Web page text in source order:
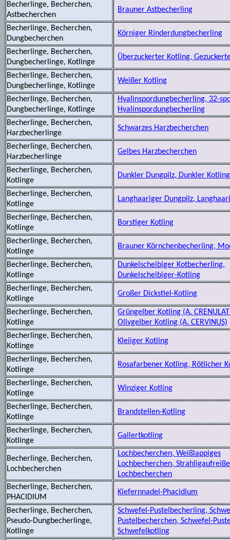
Becherlinge, Becherchen,
Astbecherchen
Brauner Astbecherling
Becherlinge, Becherchen,
Dungbecherchen
Körniger Rinderdungbecherling
Becherlinge, Becherchen,
Dungbecherlinge, Kotlinge
Überzuckerter Kotling,
Becherlinge, Becherchen,
Dungbecherlinge, Kotlinge
Weißer Kotling
Becherlinge, Becherchen,
Dungbecherlinge, Kotlinge
Hyalinspordungbecherling, 32-
Hyalinspordungbecherling
Becherlinge, Becherchen,
Harzbecherlinge
Schwarzes Harzbecherchen
Becherlinge, Becherchen,
Harzbecherlinge
Gelbes Harzbecherchen
Becherlinge, Becherchen,
Kotlinge
Dunkler Dungpilz, Dunkler Kotling
Becherlinge, Becherchen,
Kotlinge
Langhaariger Dungpilz,
Becherlinge, Becherchen,
Kotlinge
Borstiger Kotling
Becherlinge, Becherchen,
Kotlinge
Brauner Körnchenbecherling,
Becherlinge, Becherchen,
Kotlinge
Dunkelscheibiger Kotbecherling,
Dunkelscheibiger-Kotling
Becherlinge, Becherchen,
Kotlinge
Großer Dickstiel-Kotling
Becherlinge, Becherchen,
Kotlinge
Grüngelber Kotling (A.
Olivgelber Kotling (A. CERVINUS)
Becherlinge, Becherchen,
Kotlinge
Kleiiger Kotling
Becherlinge, Becherchen,
Kotlinge
Rosafarbener Kotling, Rötlicher
Becherlinge, Becherchen,
Kotlinge
Winziger Kotling
Becherlinge, Becherchen,
Kotlinge
Brandstellen-Kotling
Becherlinge, Becherchen,
Kotlinge
Gallertkotling
Becherlinge, Becherchen,
Lochbecherchen
Lochbecherchen, Weißlappiges
Lochbecherchen,
Lochbecherchen
Becherlinge, Becherchen,
PHACIDIUM
Kiefernnadel-Phacidium
Becherlinge, Becherchen,
Pseudo-Dungbecherlinge,
Kotlinge
Schwefel-Pustelbecherling,
Pustelbecherchen, Schwefel-
Schwefelkotling